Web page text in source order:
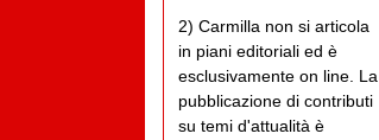
2) Carmilla non si articola
in piani editoriali ed è
esclusivamente on line. La
pubblicazione di contributi
su temi d'attualità è